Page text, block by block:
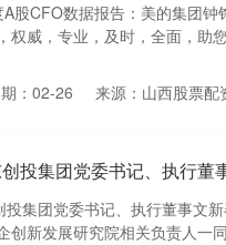
股CFO数据报告：美的集团
权威，专业，及时，全面，助
：02-26 来源：山西股票配
投集团党委书记、执行董
集团党委书记、执行董事文
创新发展研究院相关负责人一